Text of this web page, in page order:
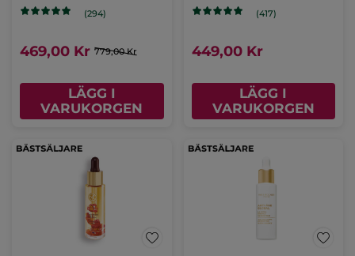
(294)
469,00 Kr 779,00 Kr
LÄGG I
VARUKORGEN
(417)
449,00 Kr
LÄGG I
VARUKORGEN